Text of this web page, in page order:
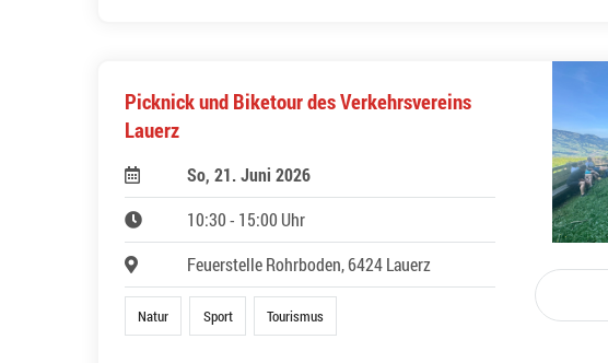
Picknick und Biketour des Verkehrsvereins
Lauerz
So, 21. Juni 2026
10:30 - 15:00 Uhr
Feuerstelle Rohrboden, 6424 Lauerz
Natur Sport Tourismus